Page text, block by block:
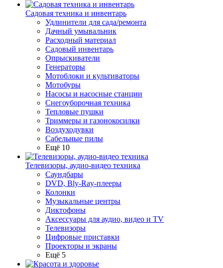
Садовая техника и инвентарь
Удлинители для сада/ремонта
Дачный умывальник
Расходный материал
Садовый инвентарь
Опрыскиватели
Генераторы
Мотоблоки и культиваторы
Мотобуры
Насосы и насосные станции
Снегоуборочная техника
Тепловые пушки
Триммеры и газонокосилки
Воздуходувки
Сабельные пилы
Ещё 10
Телевизоры, аудио-видео техника
Саундбары
DVD, Bly-Ray-плееры
Колонки
Музыкальные центры
Диктофоны
Аксессуары для аудио, видео и TV
Телевизоры
Цифровые приставки
Проекторы и экраны
Ещё 5